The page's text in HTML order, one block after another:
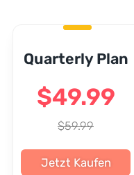
Quarterly Plan
$49.99
$59.99
Jetzt Kaufen